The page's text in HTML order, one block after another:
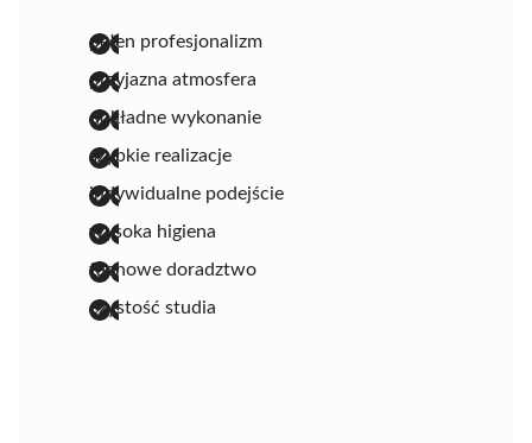
pełen profesjonalizm
przyjazna atmosfera
dokładne wykonanie
szybkie realizacje
indywidualne podejście
wysoka higiena
fachowe doradztwo
czystość studia